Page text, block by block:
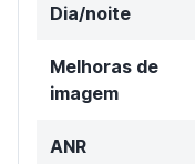
Dia/noite
Melhoras de
imagem
ANR